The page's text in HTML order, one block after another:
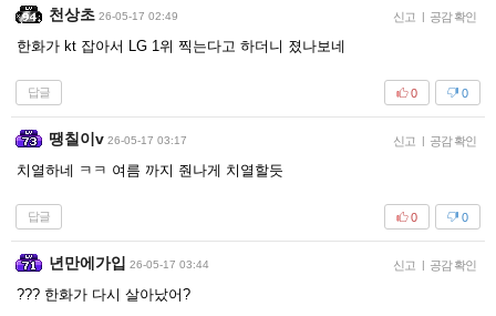
천상초 26-05-17 02:49 신고 | 공감 확인
한화가 kt 잡아서 LG 1위 찍는다고 하더니 졌나보네
답글 0
0
땡칠이v 26-05-17 03:17 신고 | 공감 확인
치열하네 ㅋㅋ 여름 까지 줜나게 치열할듯
답글 0
0
년만에가입 26-05-17 03:44 신고 | 공감 확인
??? 한화가 다시 살아났어?